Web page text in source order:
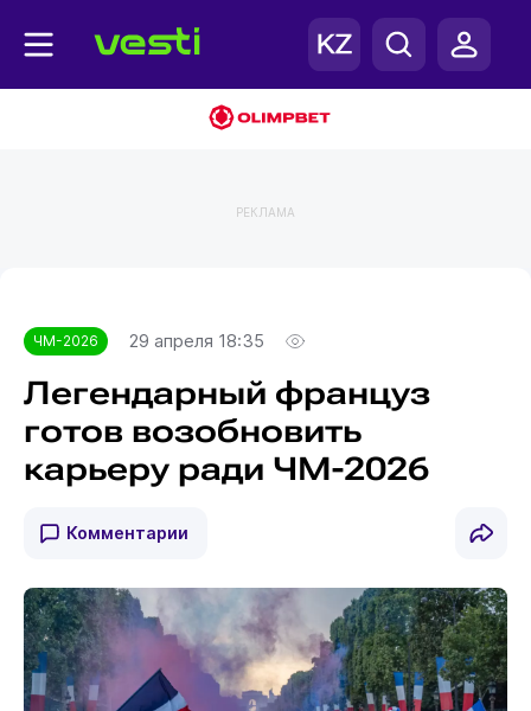
РЕКЛАМА
ЧМ-2026 29 апреля 18:35
Легендарный француз
готов возобновить
карьеру ради ЧМ-2026
Комментарии